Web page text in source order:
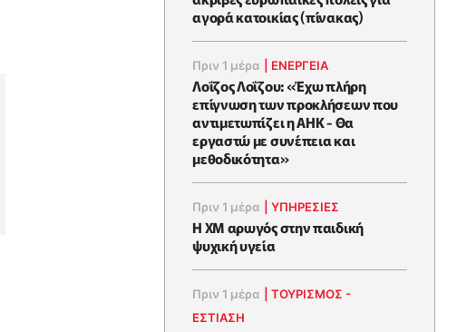
αγορά κατοικίας (πίνακας)
Πριν 1 μέρα ΕΝΈΡΓΕΙΑ
Λοΐζος Λοΐζου: «Έχω πλήρη
επίγνωση των προκλήσεων που
αντιμετωπίζει η ΑΗΚ - Θα
εργαστώ με συνέπεια και
μεθοδικότητα»
Πριν 1 μέρα |ΥΠΗΡΕΣΙΕΣ
Η XM αρωγός στην παιδική
ψυχική υγεία
Πριν 1 μέρα |ΤΟΥΡΙΣΜΟΣ -
ΕΣΤΙΑΣΗ